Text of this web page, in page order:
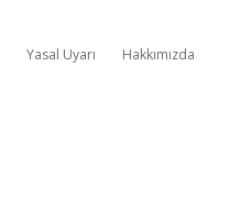
Yasal Uyarı Hakkımızda